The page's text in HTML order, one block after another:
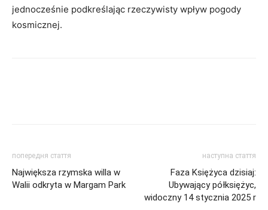
jednocześnie podkreślając rzeczywisty wpływ pogody
kosmicznej.
попередня стаття
Największa rzymska willa w
Walii odkryta w Margam Park
наступна стаття
Faza Księżyca dzisiaj:
Ubywający półksiężyc,
widoczny 14 stycznia 2025 r